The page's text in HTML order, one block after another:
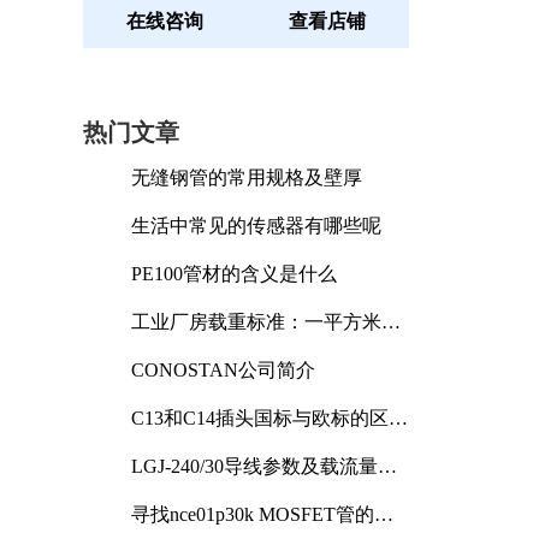
在线咨询 查看店铺
热门文章
无缝钢管的常用规格及壁厚
生活中常见的传感器有哪些呢
PE100管材的含义是什么
工业厂房载重标准：一平方米能
CONOSTAN公司简介
C13和C14插头国标与欧标的区别
LGJ-240/30导线参数及载流量解
寻找nce01p30k MOSFET管的合